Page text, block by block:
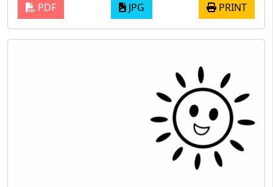
PDF JPG PRINT